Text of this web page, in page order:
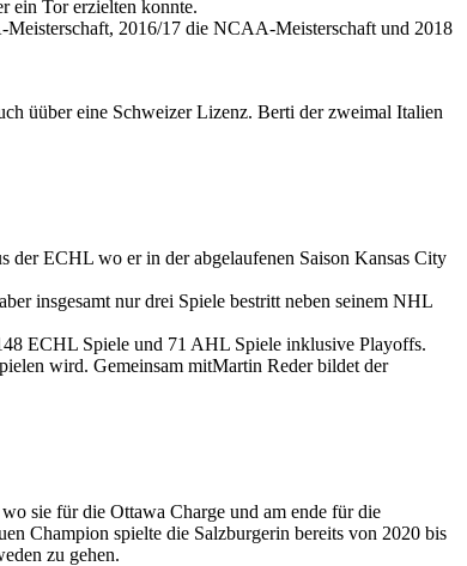
ein Tor erzielten konnte.
2016/17 die NCAA-Meisterschaft und 2018
üüber eine Schweizer Lizenz. Berti der zweimal Italien
ECHL wo er in der abgelaufenen Saison Kansas City
insgesamt nur drei Spiele bestritt neben seinem NHL
ECHL Spiele und 71 AHL Spiele inklusive Playoffs.
wird. Gemeinsam mitMartin Reder bildet der
sie für die Ottawa Charge und am ende für die
Champion spielte die Salzburgerin bereits von 2020 bis
zu gehen.